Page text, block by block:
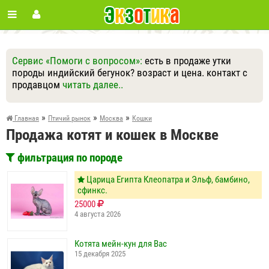
Сервис «Помоги с вопросом»: есть в продаже утки
породы индийский бегунок? возраст и цена. контакт с
продавцом читать далее..
Ответить Другие вопросы
Задать вопрос
Главная » Птичий рынок » Москва » Кошки
Продажа котят и кошек в Москве
фильтрация по породе
Царица Египта Клеопатра и Эльф, бамбино,
сфинкс.
25000
4 августа 2026
Котята мейн-кун для Вас
15 декабря 2025